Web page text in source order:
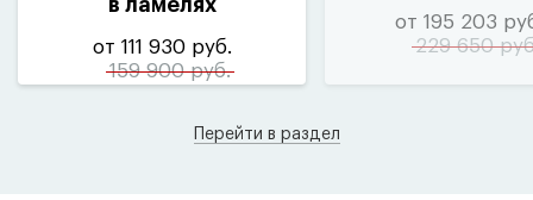
в ламелях
от 111 930 руб.
159 900 руб.
от 195 203
229 650
Перейти в раздел